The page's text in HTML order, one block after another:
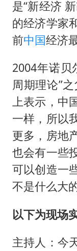
是“新经济
的经济学家
前中国经济
2004年诺贝
周期理论”
上表示，中
一样，所以
更多，房地
也会有一些
可以创造一
不是什么大
以下为现场
主持人：今